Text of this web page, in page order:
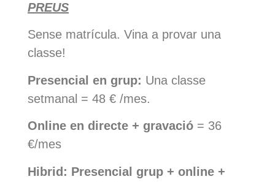
PREUS
Sense matrícula. Vina a provar una
classe!
Presencial en grup: Una classe
setmanal = 48 € /mes.
Online en directe + gravació = 36
€/mes
Hibrid: Presencial grup + online +